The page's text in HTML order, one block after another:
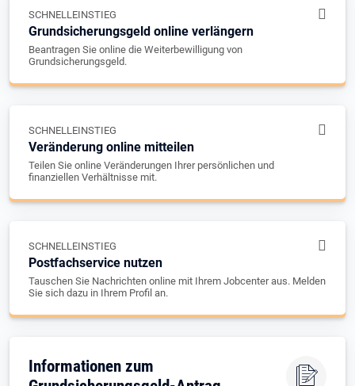
SCHNELLEINSTIEG
Grundsicherungsgeld online verlängern
Beantragen Sie online die Weiterbewilligung von
Grundsicherungsgeld.
SCHNELLEINSTIEG
Veränderung online mitteilen
Teilen Sie online Veränderungen Ihrer persönlichen und
finanziellen Verhältnisse mit.
SCHNELLEINSTIEG
Postfachservice nutzen
Tauschen Sie Nachrichten online mit Ihrem Jobcenter aus. Melden
Sie sich dazu in Ihrem Profil an.
Informationen zum